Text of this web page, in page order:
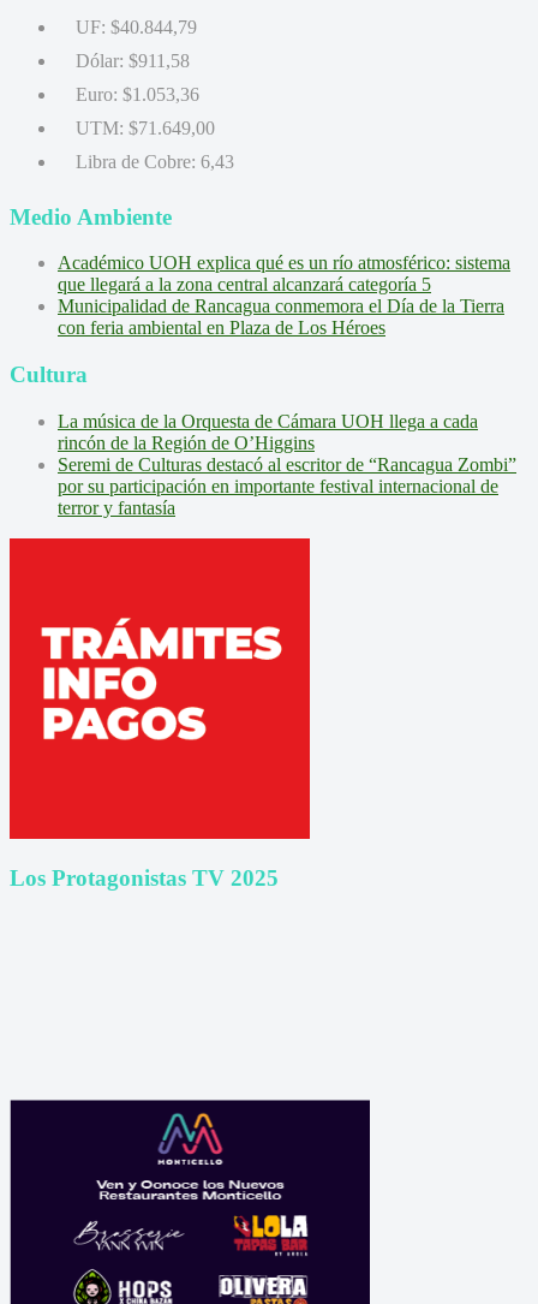
UF: $40.844,79
Dólar: $911,58
Euro: $1.053,36
UTM: $71.649,00
Libra de Cobre: 6,43
Medio Ambiente
Académico UOH explica qué es un río atmosférico: sistema
que llegará a la zona central alcanzará categoría 5
Municipalidad de Rancagua conmemora el Día de la Tierra
con feria ambiental en Plaza de Los Héroes
Cultura
La música de la Orquesta de Cámara UOH llega a cada
rincón de la Región de O’Higgins
Seremi de Culturas destacó al escritor de “Rancagua Zombi”
por su participación en importante festival internacional de
terror y fantasía
Los Protagonistas TV 2025